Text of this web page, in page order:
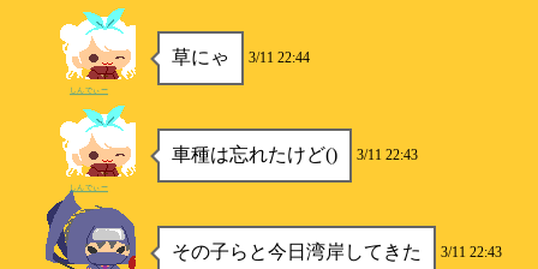
草にゃ 3/11 22:44
しんでぃー
車種は忘れたけど() 3/11 22:43
しんでぃー
その子らと今日湾岸してきた 3/11 22:43